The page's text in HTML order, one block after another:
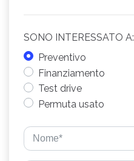
SONO INTERESSATO A:
Preventivo
Finanziamento
Test drive
Permuta usato